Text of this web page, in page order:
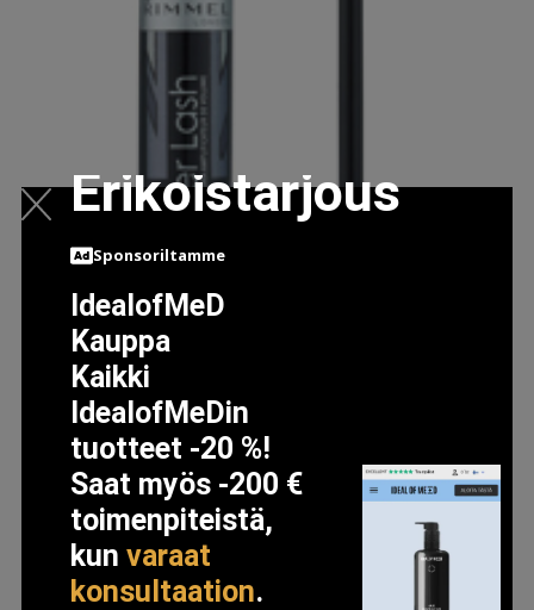
EXTRA SUPER LASH MASCARA, 101 BLACK
6.36 EUR
LISÄTIETOJA
Erikoistarjous
Sponsoriltamme
IdealofMeD
Kauppa
Kaikki
IdealofMeDin
tuotteet -20 %!
Saat myös -200 €
toimenpiteistä,
kunvaraat
konsultaation.